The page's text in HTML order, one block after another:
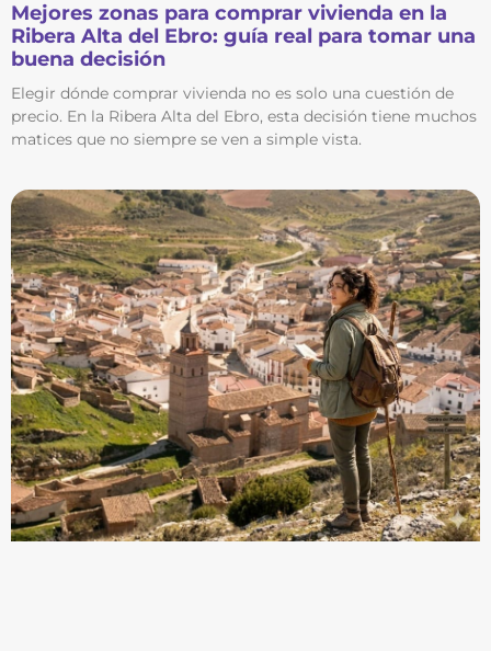
Mejores zonas para comprar vivienda en la
Ribera Alta del Ebro: guía real para tomar una
buena decisión
Elegir dónde comprar vivienda no es solo una cuestión de
precio. En la Ribera Alta del Ebro, esta decisión tiene muchos
matices que no siempre se ven a simple vista.